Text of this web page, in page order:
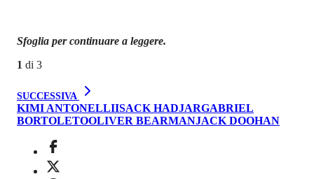
Sfoglia per continuare a leggere.
1 di 3
SUCCESSIVA
KIMI ANTONELLIISACK HADJARGABRIEL
BORTOLETOOLIVER BEARMANJACK DOOHAN